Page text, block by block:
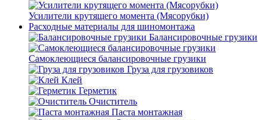
Усилители крутящего момента (Мясорубки)
Расходные материалы для шиномонтажа
Балансировочные грузики
Самоклеющиеся балансировочные грузики
Груза для грузовиков
Клей
Герметик
Очиститель
Паста монтажная